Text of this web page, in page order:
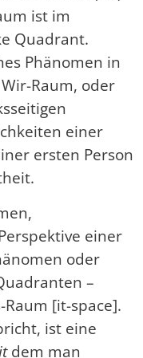
ist im
Quadrant.
Phänomen in
Raum, oder
einer
ersten Person
einer
oder
–
[it-space].
ist eine
dem man